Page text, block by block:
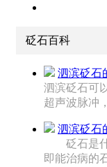
砭石百科
泗滨砭石
泗滨砭石可
超声波脉冲
泗滨砭石
砭石是什
即能治病的